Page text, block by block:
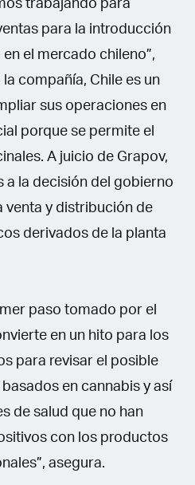
trabajando para
para la introducción
el mercado chileno”,
la compañía, Chile es un
sus operaciones en
porque se permite el
A juicio de Grapov,
a la decisión del gobierno
venta y distribución de
derivados de la planta
paso tomado por el
en un hito para los
para revisar el posible
en cannabis y así
de salud que no han
con los productos
asegura.